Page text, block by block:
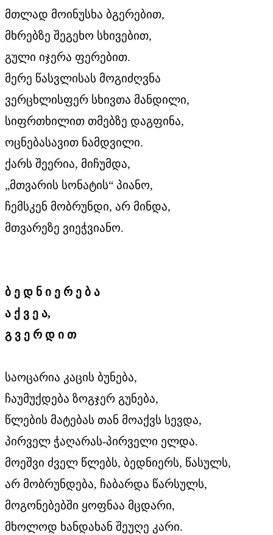
მთლად მოინუსხა ბგერებით,
მხრებზე შეგეხო სხივებით,
გული იჯერა ფერებით.
მერე წასვლისას მოგიძღვნა
ვერცხლისფერ სხივთა მანდილი,
სიფრთხილით თმებზე დაგფინა,
ოცნებასავით ნამდვილი.
ქარს შეერია, მიჩუმდა,
„მთვარის სონატის“ პიანო,
ჩემსკენ მობრუნდი, არ მინდა,
მთვარეზე ვიეჭვიანო.
ბ ე დ ნ ი ე რ ე ბ ა
ა ქ ვ ე ა,
გ ვ ე რ დ ი თ
საოცარია კაცის ბუნება,
ჩაუმუქდება ზოგჯერ გუნება,
წლების მატებას თან მოაქვს სევდა,
პირველ ჭაღარას-პირველი ელდა.
მოეშვი ძველ წლებს, ბედნიერს, წასულს,
არ მობრუნდება, ჩაბარდა წარსულს,
მოგონებებში ყოფნაა მცდარი,
მხოლოდ ხანდახან შეუღე კარი.